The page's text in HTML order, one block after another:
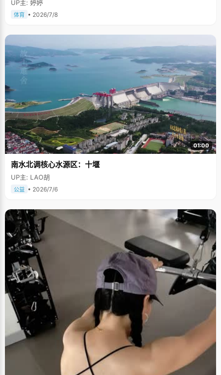
UP主: 婷婷
体育 • 2026/7/8
01:00
南水北调核心水源区：十堰
UP主: LAO胡
公益 • 2026/7/6